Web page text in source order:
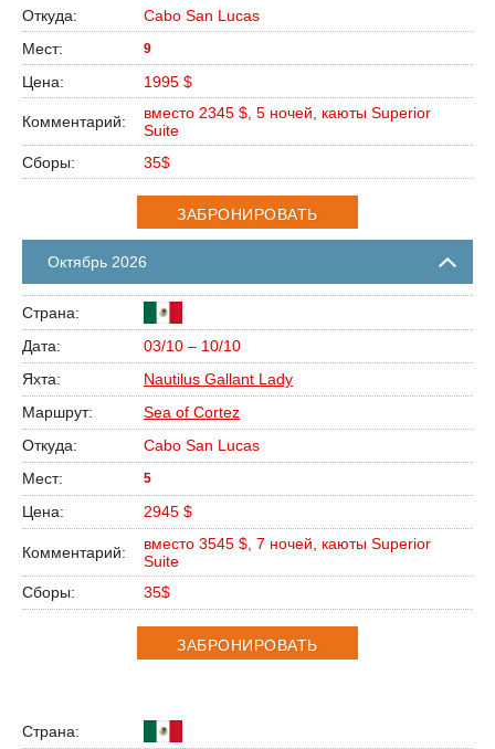
Cabo San Lucas
9
1995 $
вместо 2345 $, 5 ночей, каюты Superior
Suite
35$
ЗАБРОНИРОВАТЬ
Октябрь 2026
03/10 – 10/10
Nautilus Gallant Lady
Sea of Cortez
Cabo San Lucas
5
2945 $
вместо 3545 $, 7 ночей, каюты Superior
Suite
35$
ЗАБРОНИРОВАТЬ